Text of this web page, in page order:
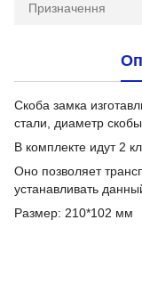
Призначення
Скоба замка
стали, диаметр
В комплекте идут 2
Оно позволяет
устанавливать
Размер: 210*102 мм